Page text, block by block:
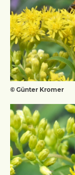
© Günter Kromer